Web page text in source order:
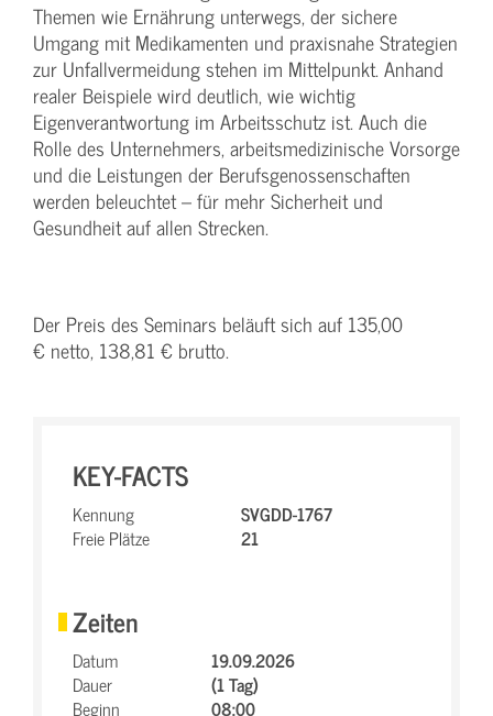
Themen wie Ernährung unterwegs, der sichere
Umgang mit Medikamenten und praxisnahe Strategien
zur Unfallvermeidung stehen im Mittelpunkt. Anhand
realer Beispiele wird deutlich, wie wichtig
Eigenverantwortung im Arbeitsschutz ist. Auch die
Rolle des Unternehmers, arbeitsmedizinische Vorsorge
und die Leistungen der Berufsgenossenschaften
werden beleuchtet – für mehr Sicherheit und
Gesundheit auf allen Strecken.
Der Preis des Seminars beläuft sich auf 135,00
€ netto, 138,81 € brutto.
KEY-FACTS
Kennung
SVGDD-1767
Freie Plätze
21
Zeiten
Datum
19.09.2026
Dauer
(1 Tag)
Beginn
08:00